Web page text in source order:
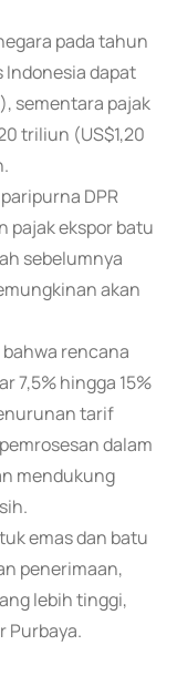
pada tahun
Indonesia dapat
sementara pajak
triliun (US$1,20
DPR
pajak ekspor batu
sebelumnya
akan
rencana
7,5% hingga 15%
tarif
dalam
mendukung
emas dan batu
penerimaan,
lebih tinggi,
Purbaya.